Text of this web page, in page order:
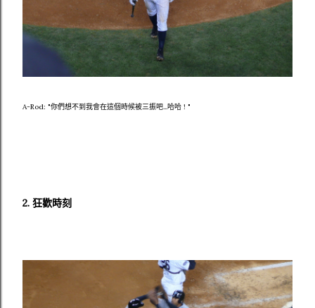
A-Rod: "你們想不到我會在這個時候被三振吧...哈哈 ! "
2. 狂歡時刻